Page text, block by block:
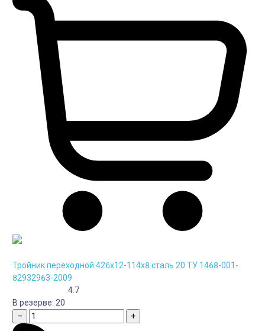
Тройник переходной 426х12-114х8 сталь 20 ТУ 1468-001-
82932963-2009
4.7
В резерве: 20
–
+